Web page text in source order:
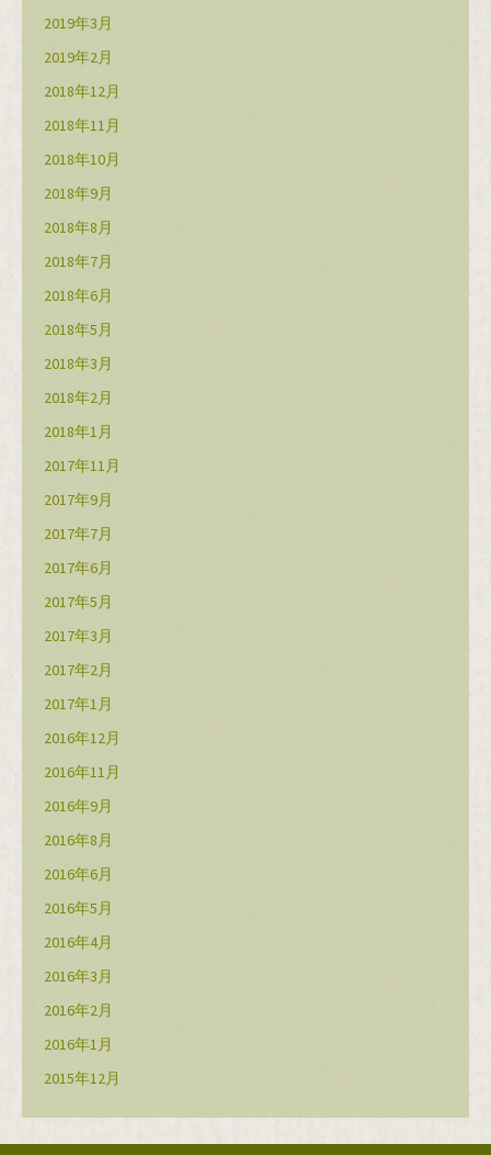
2019年3月
2019年2月
2018年12月
2018年11月
2018年10月
2018年9月
2018年8月
2018年7月
2018年6月
2018年5月
2018年3月
2018年2月
2018年1月
2017年11月
2017年9月
2017年7月
2017年6月
2017年5月
2017年3月
2017年2月
2017年1月
2016年12月
2016年11月
2016年9月
2016年8月
2016年6月
2016年5月
2016年4月
2016年3月
2016年2月
2016年1月
2015年12月